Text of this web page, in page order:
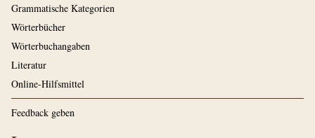
Grammatische Kategorien
Wörterbücher
Wörterbuchangaben
Literatur
Online-Hilfsmittel
Feedback geben